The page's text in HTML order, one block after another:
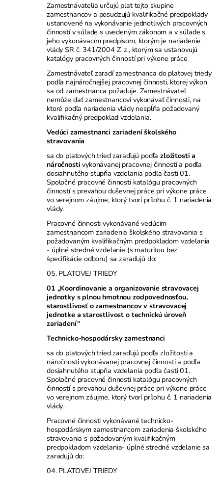
Zamestnávatelia určujú plat tejto skupine
zamestnancov a posudzujú kvalifikačné predpoklady
ustanovené na vykonávanie jednotlivých pracovných
činností v súlade s uvedeným zákonom a v súlade s
jeho vykonávacím predpisom, ktorým je nariadenie
vlády SR č. 341/2004 Z. z., ktorým sa ustanovujú
katalógy pracovných činností pri výkone práce
Zamestnávateľ zaradí zamestnanca do platovej triedy
podľa najnáročnejšej pracovnej činnosti, ktorej výkon
sa od zamestnanca požaduje. Zamestnávateľ
nemôže dať zamestnancovi vykonávať činnosti, na
ktoré podľa nariadenia vlády nespĺňa požadovaný
kvalifikačný predpoklad vzdelania.
Vedúci zamestnanci zariadení školského
stravovania
sa do platových tried zaraďujú podľazložitosti a
náročnosti vykonávanej pracovnej činnosti a podľa
dosiahnutého stupňa vzdelania podľa časti 01.
Spoločné pracovné činnosti katalógu pracovných
činností s prevahou duševnej práce pri výkone práce
vo verejnom záujme, ktorý tvorí prílohu č. 1 nariadenia
vlády.
Pracovné činnosti vykonávané vedúcim
zamestnancom zariadenia školského stravovania s
požadovaným kvalifikačným predpokladom vzdelania
- úplné stredné vzdelanie (s maturitou bez
špecifikácie odboru) sa zaraďujú do:
05. PLATOVEJ TRIEDY
01 „Koordinovanie a organizovanie stravovacej
jednotky s plnou hmotnou zodpovednosťou,
starostlivosť o zamestnancov v stravovacej
jednotke a starostlivosť o technickú úroveň
zariadení“
Technicko-hospodársky zamestnanci
sa do platových tried zaraďujú podľa zložitosti a
náročnosti vykonávanej pracovnej činnosti a podľa
dosiahnutého stupňa vzdelania podľa časti 01.
Spoločné pracovné činnosti katalógu pracovných
činností s prevahou duševnej práce pri výkone práce
vo verejnom záujme, ktorý tvorí prílohu č. 1 nariadenia
vlády.
Pracovné činnosti vykonávané technicko-
hospodárskym zamestnancom zariadenia školského
stravovania s požadovaným kvalifikačným
predpokladom vzdelania- úplné stredné vzdelanie sa
zaraďujú do:
04. PLATOVEJ TRIEDY